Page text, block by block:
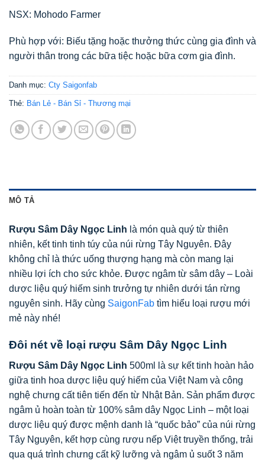
NSX: Mohodo Farmer
Phù hợp với: Biếu tặng hoặc thưởng thức cùng gia đình và
người thân trong các bữa tiệc hoặc bữa cơm gia đình.
Danh mục: Cty Saigonfab
Thẻ: Bán Lẻ - Bán Sỉ - Thương mại
MÔ TẢ
Rượu Sâm Dây Ngọc Linh là món quà quý từ thiên
nhiên, kết tinh tinh túy của núi rừng Tây Nguyên. Đây
không chỉ là thức uống thượng hạng mà còn mang lại
nhiều lợi ích cho sức khỏe. Được ngâm từ sâm dây – Loài
dược liệu quý hiếm sinh trưởng tự nhiên dưới tán rừng
nguyên sinh. Hãy cùng SaigonFab tìm hiểu loại rượu mới
mẻ này nhé!
Đôi nét về loại rượu Sâm Dây Ngọc Linh
Rượu Sâm Dây Ngọc Linh 500ml là sự kết tinh hoàn hảo
giữa tinh hoa dược liệu quý hiếm của Việt Nam và công
nghệ chưng cất tiên tiến đến từ Nhật Bản. Sản phẩm được
ngâm ủ hoàn toàn từ 100% sâm dây Ngọc Linh – một loại
dược liệu quý được mệnh danh là “quốc bảo” của núi rừng
Tây Nguyên, kết hợp cùng rượu nếp Việt truyền thống, trải
qua quá trình chưng cất kỹ lưỡng và ngâm ủ suốt 3 năm